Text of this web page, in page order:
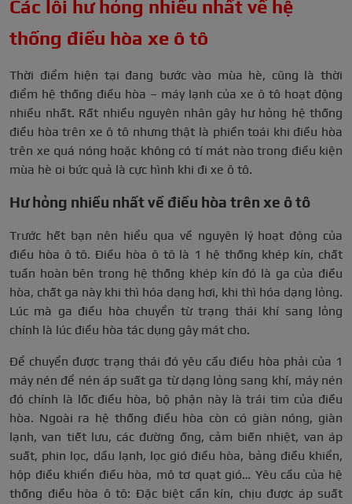
Các lỗi hư hỏng nhiều nhất về hệ
thống điều hòa xe ô tô
Thời điểm hiện tại đang bước vào mùa hè, cũng là thời
điểm hệ thống điều hòa – máy lạnh của xe ô tô hoạt động
nhiều nhất. Rất nhiều nguyên nhân gây hư hỏng hệ thống
điều hòa trên xe ô tô nhưng thật là phiền toái khi điều hòa
trên xe quá nóng hoặc không có tí mát nào trong điều kiện
mùa hè oi bức quả là cực hình khi đi xe ô tô.
Hư hỏng nhiều nhất về điều hòa trên xe ô tô
Trước hết bạn nên hiểu qua về nguyên lý hoạt động của
điều hòa ô tô. Điều hòa ô tô là 1 hệ thống khép kín, chất
tuần hoàn bên trong hệ thống khép kín đó là ga của điều
hòa, chất ga này khi thì hóa dạng hơi, khi thì hóa dạng lỏng.
Lúc mà ga điều hòa chuyển từ trạng thái khí sang lỏng
chính là lúc điều hòa tác dụng gây mát cho.
Để chuyển được trạng thái đó yêu cầu điều hòa phải của 1
máy nén để nén áp suất ga từ dạng lỏng sang khí, máy nén
đó chính là lốc điều hòa, bộ phận này là trái tim của điều
hòa. Ngoài ra hệ thống điều hòa còn có giàn nóng, giàn
lạnh, van tiết lưu, các đường ống, cảm biến nhiệt, van áp
suất, phin lọc, dầu lạnh, lọc gió điều hòa, bảng điều khiển,
hộp điều khiển điều hòa, mô tơ quạt gió… Yêu cầu của hệ
thống điều hòa ô tô: Đặc biệt cần kín, chịu được áp suất